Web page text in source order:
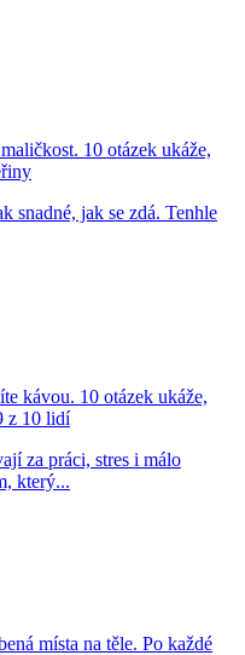
10 otázek ukáže,
snadné, jak se zdá. Tenhle
kávou. 10 otázek ukáže,
z 10 lidí
za práci, stres i málo
který...
místa na těle. Po každé